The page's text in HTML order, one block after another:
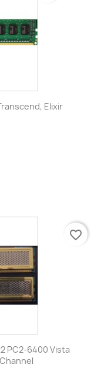
Elixir
PC2-6400 Vista
favorite_border